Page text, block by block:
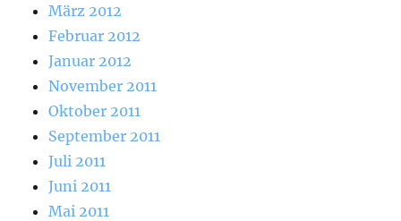
März 2012
Februar 2012
Januar 2012
November 2011
Oktober 2011
September 2011
Juli 2011
Juni 2011
Mai 2011